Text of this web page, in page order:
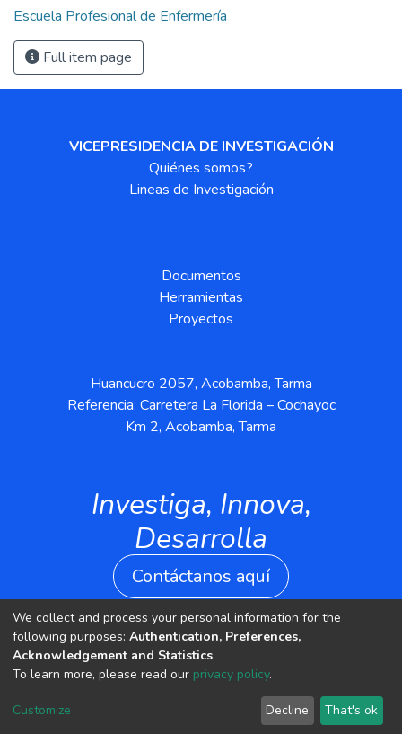
Escuela Profesional de Enfermería
Full item page
VICEPRESIDENCIA DE INVESTIGACIÓN
Quiénes somos?
Lineas de Investigación
Documentos
Herramientas
Proyectos
Huancucro 2057, Acobamba, Tarma
Referencia: Carretera La Florida – Cochayoc
Km 2, Acobamba, Tarma
Investiga, Innova,
Desarrolla
Contáctanos aquí
We collect and process your personal information for the
following purposes: Authentication, Preferences,
Acknowledgement and Statistics.
To learn more, please read our privacy policy.
Customize Decline That's ok